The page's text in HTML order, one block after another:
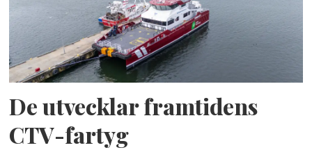
De utvecklar framtidens
CTV-fartyg